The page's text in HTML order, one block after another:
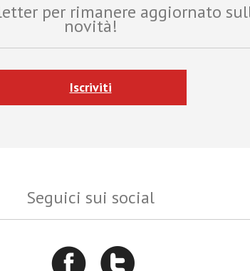
per rimanere aggiornato
novità!
Iscriviti
Seguici sui social